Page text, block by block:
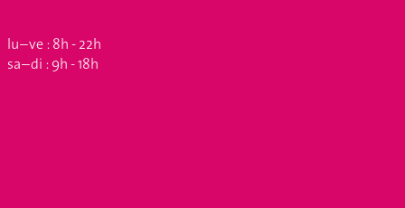
lu – ve : 8h - 22h
sa – di : 9h - 18h